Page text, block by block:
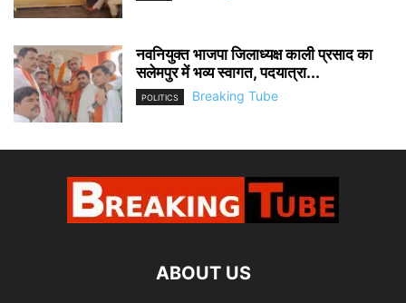
नवनियुक्त भाजपा जिलाध्यक्ष काली प्रसाद का
सलेमपुर में भव्य स्वागत, पदयात्रा...
POLITICS Breaking Tube
ABOUT US